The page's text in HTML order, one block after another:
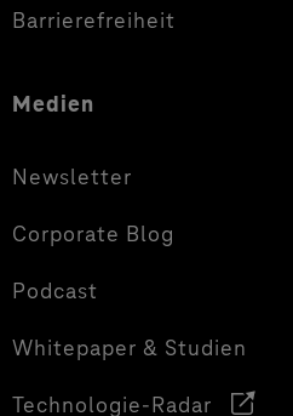
Barrierefreiheit
Medien
Newsletter
Corporate Blog
Podcast
Whitepaper & Studien
Technologie-Radar